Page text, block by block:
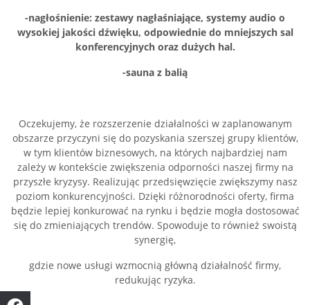
-nagłośnienie: zestawy nagłaśniające, systemy audio o
wysokiej jakości dźwięku, odpowiednie do mniejszych sal
konferencyjnych oraz dużych hal.
-sauna z balią
Oczekujemy, że rozszerzenie działalności w zaplanowanym
obszarze przyczyni się do pozyskania szerszej grupy klientów,
w tym klientów biznesowych, na których najbardziej nam
zależy w kontekście zwiększenia odporności naszej firmy na
przyszłe kryzysy. Realizując przedsięwzięcie zwiększymy nasz
poziom konkurencyjności. Dzięki różnorodności oferty, firma
będzie lepiej konkurować na rynku i będzie mogła dostosować
się do zmieniających trendów. Spowoduje to również swoistą
synergię,
gdzie nowe usługi wzmocnią główną działalność firmy,
redukując ryzyka.